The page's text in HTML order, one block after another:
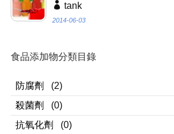
tank
2014-06-03
食品添加物分類目錄
防腐劑
(2)
殺菌劑
(0)
抗氧化劑
(0)